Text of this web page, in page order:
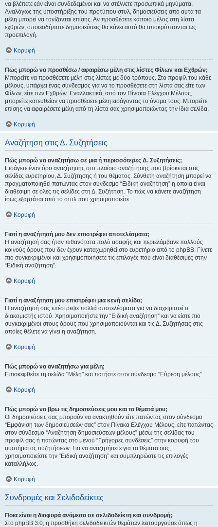
να βλέπετε εάν είναι συνδεδεμένοι και να στέλνετε προσωπικά μηνύματα.
Αναλόγως της υποστήριξης του προτύπου στυλ, δημοσιεύσεις από αυτά τα
μέλη μπορεί να τονίζονται επίσης. Αν προσθέσετε κάποιο μέλος στη λίστα
εχθρών, οποιεσδήποτε δημοσιεύσεις θα κάνει αυτό θα αποκρύπτονται ως
προεπιλογή.
Κορυφή
Πώς μπορώ να προσθέσω / αφαιρέσω μέλη στις λίστες Φίλων και Εχθρών;
Μπορείτε να προσθέσετε μέλη στις λίστες με δύο τρόπους. Στο προφίλ του κάθε
μέλους, υπάρχει ένας σύνδεσμος για να το προσθέσετε στη λίστα σας είτε των
Φίλων, είτε των Εχθρών. Εναλλακτικά, από τον Πίνακα Ελέγχου Μέλους,
μπορείτε κατευθείαν να προσθέσετε μέλη εισάγοντας το όνομα τους. Μπορείτε
επίσης να αφαιρέσετε μέλη από τη λίστα σας χρησιμοποιώντας την ίδια σελίδα.
Κορυφή
Αναζήτηση στις Δ. Συζητήσεις
Πώς μπορώ να αναζητήσω σε μια ή περισσότερες Δ. Συζητήσεις;
Εισάγετε έναν όρο αναζήτησης στο πλαίσιο αναζήτησης που βρίσκεται στις
σελίδες ευρετηρίου, Δ. Συζήτησης ή του θέματος. Σύνθετη αναζήτηση μπορεί να
πραγματοποιηθεί πατώντας στον σύνδεσμο “Ειδική αναζήτηση” η οποία είναι
διαθέσιμη σε όλες τις σελίδες στη Δ. Συζήτηση. Το πώς να κάνετε αναζήτηση
ίσως εξαρτάται από το στυλ που χρησιμοποιείτε.
Κορυφή
Γιατί η αναζήτησή μου δεν επιστρέφει αποτελέσματα;
Η αναζήτησή σας ήταν πιθανότατα πολύ ασαφής και περιελάμβανε πολλούς
κοινούς όρους που δεν έχουν καταχωρηθεί στο ευρετήριο από το phpBB. Γίνετε
πιο συγκεκριμένοι και χρησιμοποιήσετε τις επιλογές που είναι διαθέσιμες στην
“Ειδική αναζήτηση”.
Κορυφή
Γιατί η αναζήτηση μου επιστρέφει μια κενή σελίδα;
Η αναζήτησή σας επέστρεψε πολλά αποτελέσματα για να διαχειριστεί ο
διακομιστής ιστού. Χρησιμοποιήστε την “Ειδική αναζήτηση” και να είστε πιο
συγκεκριμένοι στους όρους που χρησιμοποιούνται και τις Δ. Συζητήσεις στις
οποίες θέλετε να γίνει η αναζήτηση.
Κορυφή
Πώς μπορώ να αναζητήσω για μέλη;
Επισκεφθείτε τη σελίδα "Μέλη" και πατήστε στον σύνδεσμο “Εύρεση μέλους”.
Κορυφή
Πώς μπορώ να βρω τις δημοσιεύσεις μου και τα θέματά μου;
Οι δημοσιεύσεις σας μπορούν να ανακτηθούν είτε πατώντας στον σύνδεσμο
“Εμφάνιση των δημοσιεύσεών σας” στον Πίνακα Ελέγχου Μέλους, είτε πατώντας
στον σύνδεσμο “Αναζήτηση δημοσιεύσεων μέλους” μέσω της σελίδας του
προφίλ σας ή πατώντας στο μενού “Γρήγορες συνδέσεις” στην κορυφή του
συστήματος συζητήσεων. Για να αναζητήσετε για τα θέματα σας,
χρησιμοποιείστε την “Ειδική αναζήτηση” και συμπληρώστε τις επιλογές
καταλλήλως.
Κορυφή
Συνδρομές και Σελιδοδείκτες
Ποια είναι η διαφορά ανάμεσα σε σελιδοδείκτη και συνδρομή;
Στο phpBB 3.0, η προσθήκη σελιδοδεικτών θεμάτων λειτουργούσε όπως η